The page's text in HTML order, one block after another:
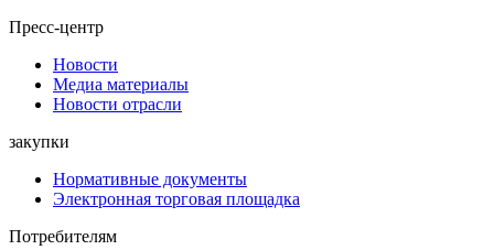
Пресс-центр
Новости
Медиа материалы
Новости отрасли
закупки
Нормативные документы
Электронная торговая площадка
Потребителям